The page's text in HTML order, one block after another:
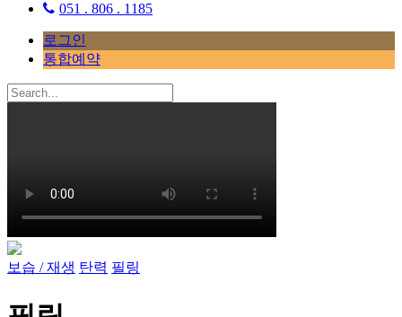
051 . 806 . 1185
로그인
통합예약
보습 / 재생 탄력 필링